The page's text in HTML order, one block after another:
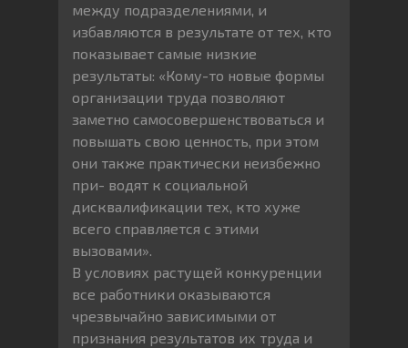
между подразделениями, и
избавляются в результате от тех, кто
показывает самые низкие
результаты: «Кому-то новые формы
организации труда позволяют
заметно самосовершенствоваться и
повышать свою ценность, при этом
они также практически неизбежно
при- водят к социальной
дисквалификации тех, кто хуже
всего справляется с этими
вызовами».
В условиях растущей конкуренции
все работники оказываются
чрезвычайно зависимыми от
признания результатов их труда и